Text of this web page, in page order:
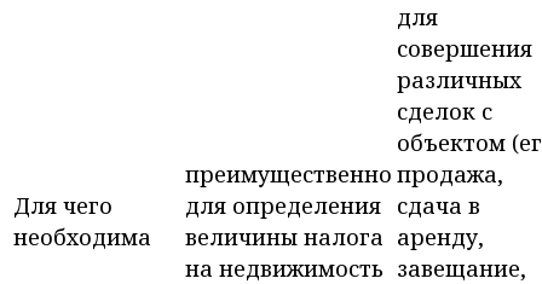
Для чего
необходима
преимущественно
для определения
величины налога
на недвижимость
для
совершения
различных
сделок с
объектом
продажа,
сдача в
аренду,
завещание,